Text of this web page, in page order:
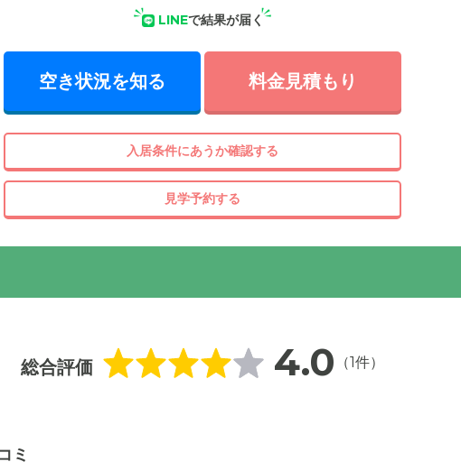
LINEで結果が届く
空き状況を知る 料金見積もり
入居条件にあうか確認する
見学予約する
総合評価 4.0 （1件）
ミ